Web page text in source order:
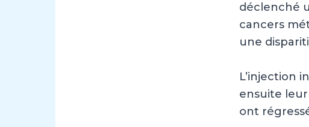
déclenché
cancers
une
L’injection
ensuite
ont